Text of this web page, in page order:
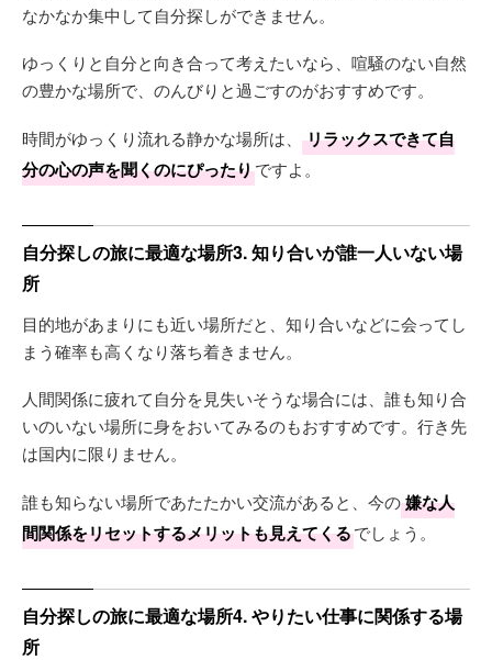
なかなか集中して自分探しができません。
ゆっくりと自分と向き合って考えたいなら、喧騒のない自然
の豊かな場所で、のんびりと過ごすのがおすすめです。
時間がゆっくり流れる静かな場所は、
リラックスできて自
分の心の声を聞くのにぴったりですよ。
自分探しの旅に最適な場所3. 知り合いが誰一人いない場
所
目的地があまりにも近い場所だと、知り合いなどに会ってし
まう確率も高くなり落ち着きません。
人間関係に疲れて自分を見失いそうな場合には、誰も知り合
いのいない場所に身をおいてみるのもおすすめです。行き先
は国内に限りません。
誰も知らない場所であたたかい交流があると、今の嫌な人
間関係をリセットするメリットも見えてくるでしょう。
自分探しの旅に最適な場所4. やりたい仕事に関係する場
所